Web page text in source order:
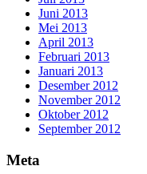
Juni 2013
Mei 2013
April 2013
Februari 2013
Januari 2013
Desember 2012
November 2012
Oktober 2012
September 2012
Meta